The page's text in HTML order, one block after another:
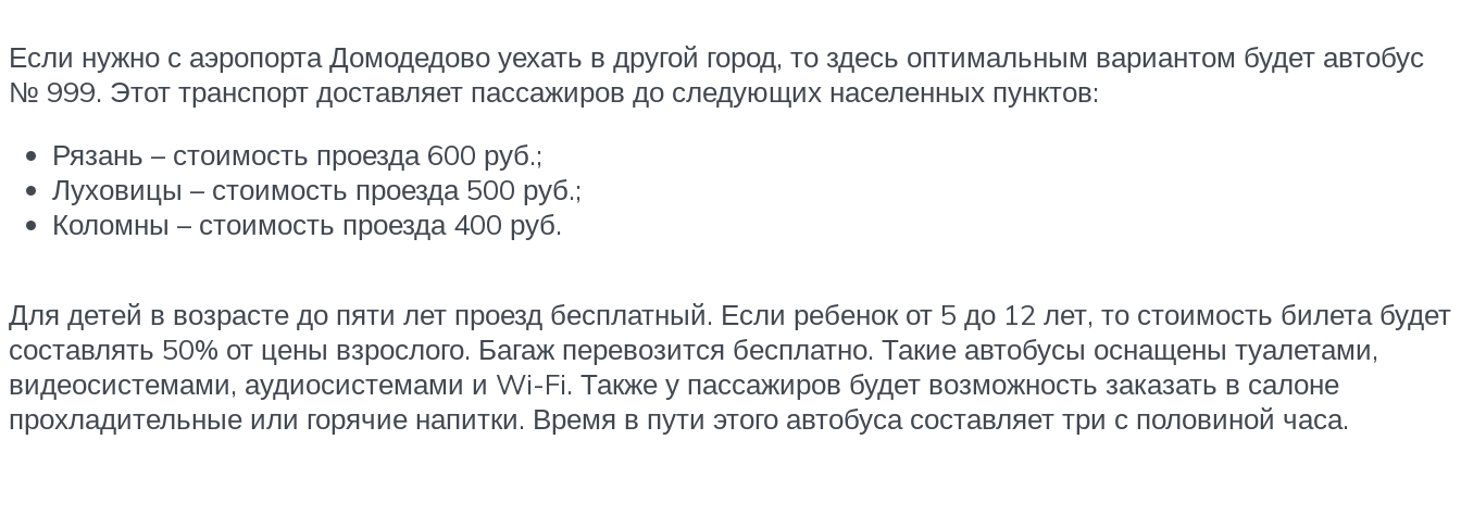
Если нужно с аэропорта Домодедово уехать в другой город, то здесь оптимальным вариантом будет автобус
№ 999. Этот транспорт доставляет пассажиров до следующих населенных пунктов:
Рязань – стоимость проезда 600 руб.;
Луховицы – стоимость проезда 500 руб.;
Коломны – стоимость проезда 400 руб.
Для детей в возрасте до пяти лет проезд бесплатный. Если ребенок от 5 до 12 лет, то стоимость билета будет
составлять 50% от цены взрослого. Багаж перевозится бесплатно. Такие автобусы оснащены туалетами,
видеосистемами, аудиосистемами и Wi-Fi. Также у пассажиров будет возможность заказать в салоне
прохладительные или горячие напитки. Время в пути этого автобуса составляет три с половиной часа.